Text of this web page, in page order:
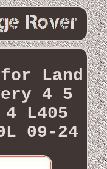
Land
4 5
4 L405
09-24